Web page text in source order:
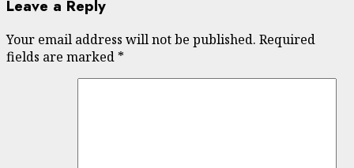
Leave a Reply
Your email address will not be published. Required
fields are marked *